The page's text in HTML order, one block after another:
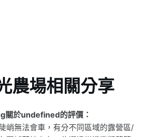
農場相關分享
關於undefined的評價：
峭無法會車，有分不同區域的露營區/